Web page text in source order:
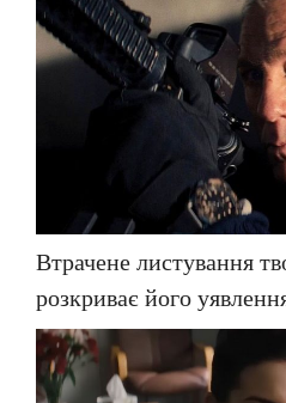
Втрачене листування
розкриває його